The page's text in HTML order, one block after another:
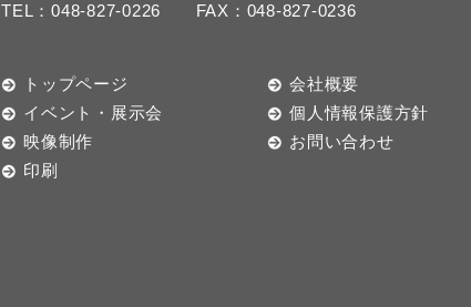
TEL：048-827-0226 FAX：048-827-0236
トップページ
会社概要
イベント・展示会
個人情報保護方針
映像制作
お問い合わせ
印刷